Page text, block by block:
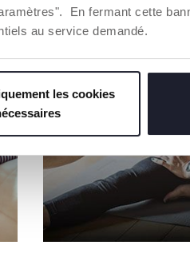
En fermant cette
au service demandé.
les cookies